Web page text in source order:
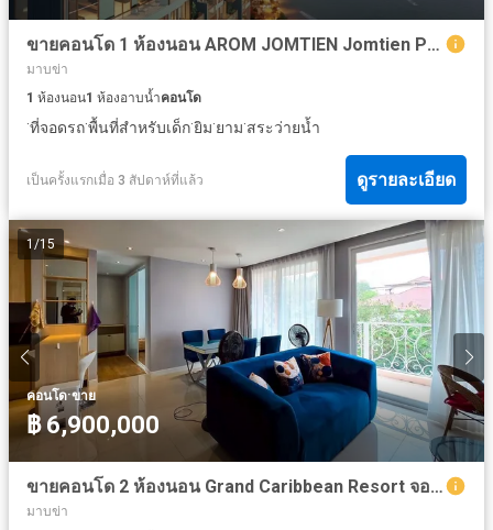
ขายคอนโด 1 ห้องนอน AROM JOMTIEN Jomtien Pattaya 39.22 ตร.ม. ชั้น 9
มาบข่า
1 ห้องนอน1 ห้องอาบน้ำคอนโด
·ที่จอดรถ·พื้นที่สำหรับเด็ก·ยิม·ยาม·สระว่ายน้ำ
เป็นครั้งแรกเมื่อ 3 สัปดาห์ที่แล้ว ดูรายละเอียด
1 /15
คอนโด·ขาย
฿ 6,900,000
ขายคอนโด 2 ห้องนอน Grand Caribbean Resort จอมเทียน พัทยา 73 ตร.ม. โควต้าต่างชาติ ตึก C ชั้น 5
มาบข่า